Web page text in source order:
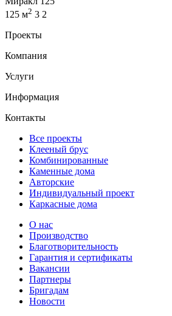
125 м2 3 2
Проекты
Компания
Услуги
Информация
Контакты
Все проекты
Клееный брус
Комбинированные
Каменные дома
Авторские
Индивидуальный проект
Каркасные дома
О нас
Производство
Благотворительность
Гарантия и сертификаты
Вакансии
Партнеры
Бригадам
Новости